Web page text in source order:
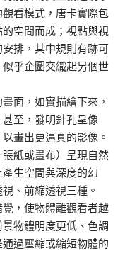
看模式，唐卡實際包
空間而成；視點與視
排，其中規則有跡可
乎企圖交織起另個世
面，如實描繪下來，
至，發明針孔呈像
畫出更逼真的影像。
紙或畫布）呈現自然
生空間與深度的幻
、前縮透視三種。
，使物體離觀看者越
物體明度更低、色調
過壓縮或縮短物體的